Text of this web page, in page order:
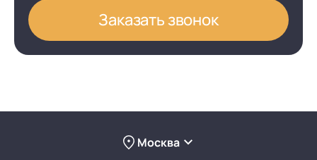
Заказать звонок
Москва